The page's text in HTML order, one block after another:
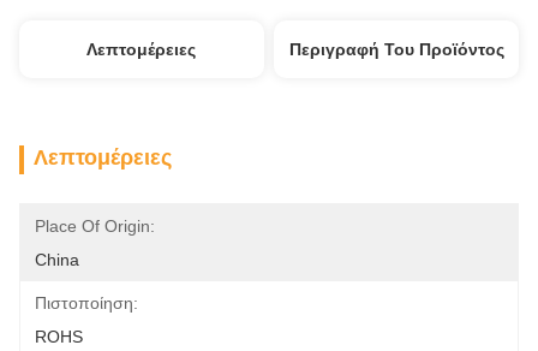
Λεπτομέρειες Περιγραφή Του Προϊόντος
Λεπτομέρειες
Place Of Origin:
China
Πιστοποίηση:
ROHS